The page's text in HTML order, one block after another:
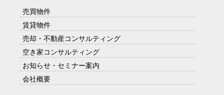
売買物件
賃貸物件
売却・不動産コンサルティング
空き家コンサルティング
お知らせ・セミナー案内
会社概要